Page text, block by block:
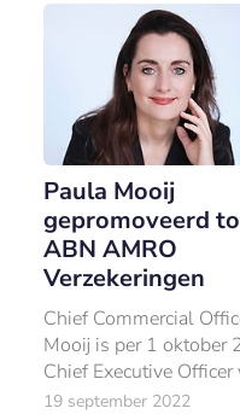
Paula Mooij
gepromoveerd
ABN AMRO
Verzekeringen
Chief Commercial
Mooij is per 1 oktober
Chief Executive Officer
AMRO Verzekeringen
19 september 2022